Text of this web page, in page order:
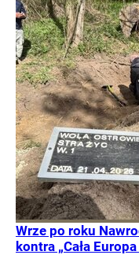
Wrze po roku
kontra „Cała